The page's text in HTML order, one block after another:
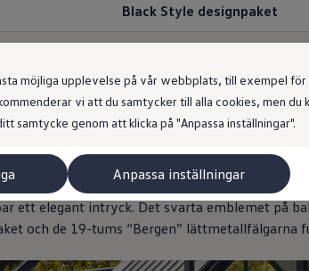
möjliga upplevelse på vår webbplats, till exempel
vi att du samtycker till alla cookies, men du
samtycke genom att klicka på "Anpassa inställningar".
Anpassa inställningar
Black Style designpaket
finish med
ger du din ID.4 ett iögonfallande och
ett elegant intryck. Det svarta emblemet på
och de 19-tums “Bergen” lättmetallfälgarna